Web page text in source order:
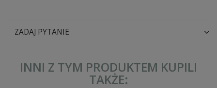
ZADAJ PYTANIE
INNI Z TYM PRODUKTEM KUPILI
TAKŻE: